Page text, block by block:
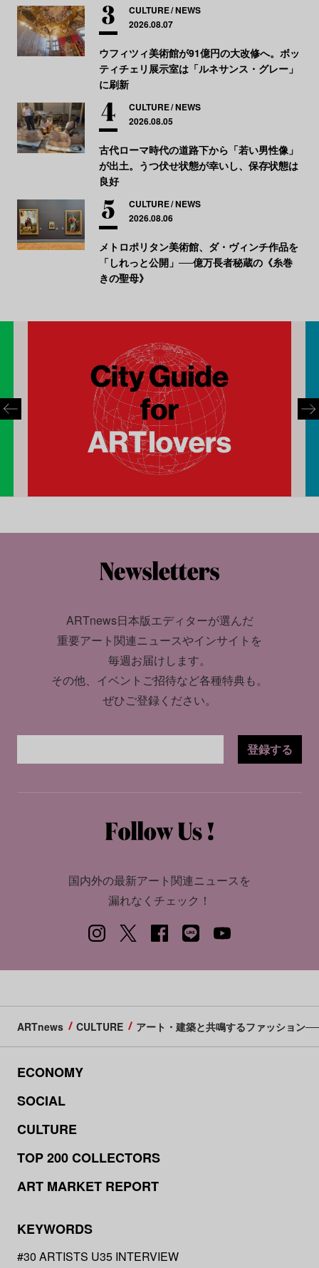
CULTURE NEWS
2026.08.07
ウフィツィ美術館が91億円の大改修へ。ボッ
ティチェリ展示室は「ルネサンス・グレー」
に刷新
CULTURE NEWS
2026.08.05
古代ローマ時代の道路下から「若い男性像」
が出土。うつ伏せ状態が幸いし、保存状態は
良好
CULTURE NEWS
2026.08.06
メトロポリタン美術館、ダ・ヴィンチ作品を
「しれっと公開」──億万長者秘蔵の《糸巻
きの聖母》
ARTnews日本版エディターが選んだ
重要アート関連ニュースやインサイトを
毎週お届けします。
その他、イベントご招待など各種特典も。
ぜひご登録ください。
登録する
国内外の最新アート関連ニュースを
漏れなくチェック！
ARTnews CULTURE アート・建築と共鳴するファッション
ECONOMY
SOCIAL
CULTURE
TOP 200 COLLECTORS
ART MARKET REPORT
KEYWORDS
#30 ARTISTS U35 INTERVIEW